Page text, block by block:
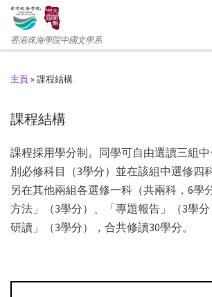
香港珠海學院中國文學系
主頁 » 課程結構
課程結構
課程採用學分制。同學可自由選讀三組
別必修科目（3學分）並在該組中選修四
另在其他兩組各選修一科（共兩科，6學
方法」（3學分）、「專題報告」（3學
研讀」（3學分），合共修讀30學分。